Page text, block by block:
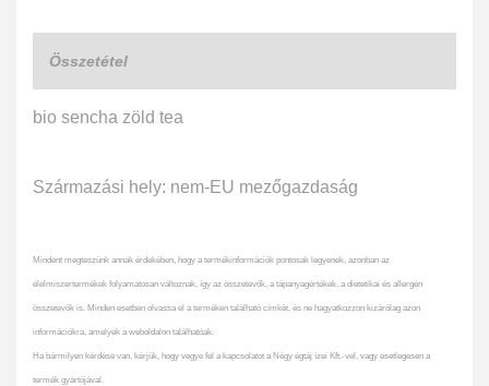
Összetétel
bio sencha zöld tea
Származási hely: nem-EU mezőgazdaság
Mindent megteszünk annak érdekében, hogy a termékinformációk pontosak legyenek, azonban az
élelmiszertermékek folyamatosan változnak, így az összetevők, a tápanyagértékek, a dietetikai és allergén
összetevők is. Minden esetben olvassa el a terméken található címkét, és ne hagyatkozzon kizárólag azon
információkra, amelyek a weboldalon találhatóak.
Ha bármilyen kérdése van, kérjük, hogy vegye fel a kapcsolatot a Négy égtáj ízei Kft.-vel, vagy esetlegesen a
termék gyártójával.